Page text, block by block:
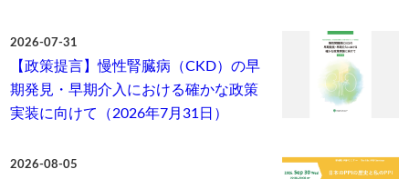
2026-07-31
【政策提言】慢性腎臓病（CKD）の早
期発見・早期介入における確かな政策
実装に向けて（2026年7月31日）
2026-08-05